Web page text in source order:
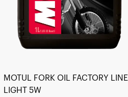
MOTUL FORK OIL FACTORY LINE
LIGHT 5W